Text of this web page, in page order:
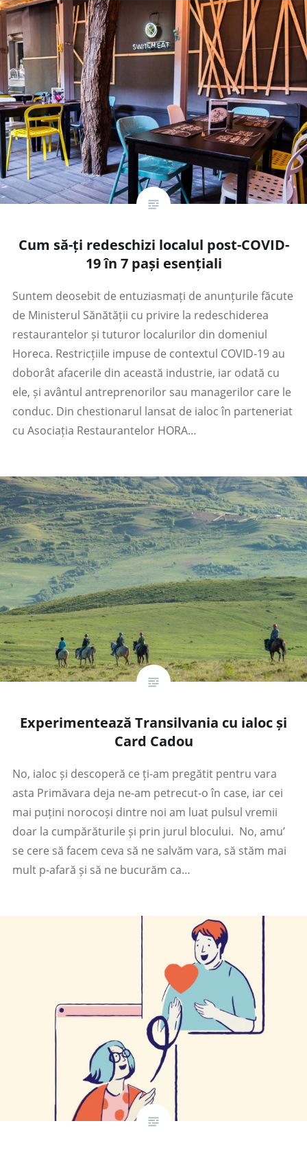
Cum să-ți redeschizi localul post-COVID-
19 în 7 pași esențiali
Suntem deosebit de entuziasmați de anunțurile făcute
de Ministerul Sănătății cu privire la redeschiderea
restaurantelor și tuturor localurilor din domeniul
Horeca. Restricțiile impuse de contextul COVID-19 au
doborât afacerile din această industrie, iar odată cu
ele, și avântul antreprenorilor sau managerilor care le
conduc. Din chestionarul lansat de ialoc în parteneriat
cu Asociația Restaurantelor HORA…
Experimentează Transilvania cu ialoc și
Card Cadou
No, ialoc și descoperă ce ți-am pregătit pentru vara
asta Primăvara deja ne-am petrecut-o în case, iar cei
mai puțini norocoși dintre noi am luat pulsul vremii
doar la cumpărăturile și prin jurul blocului. No, amu’
se cere să facem ceva să ne salvăm vara, să stăm mai
mult p-afară și să ne bucurăm ca…